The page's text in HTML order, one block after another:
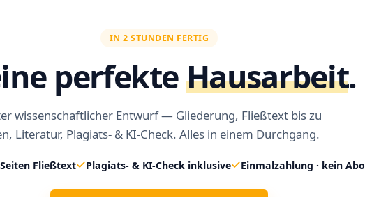
IN 2 STUNDEN FERTIG
perfekteHausarbeit.
wissenschaftlicher Entwurf — Gliederung, Fließtext bis zu
Literatur, Plagiats- & KI-Check. Alles in einem Durchgang.
Fließtext Plagiats- & KI-Check inklusive Einmalzahlung · kein Abo